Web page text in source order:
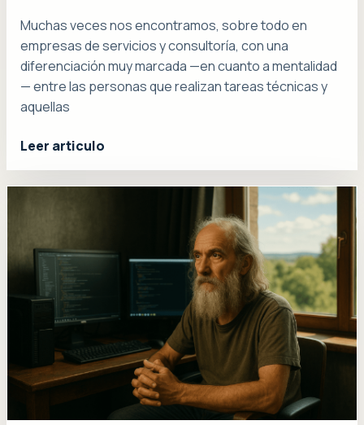
Muchas veces nos encontramos, sobre todo en
empresas de servicios y consultoría, con una
diferenciación muy marcada —en cuanto a mentalidad
— entre las personas que realizan tareas técnicas y
aquellas
Leer articulo